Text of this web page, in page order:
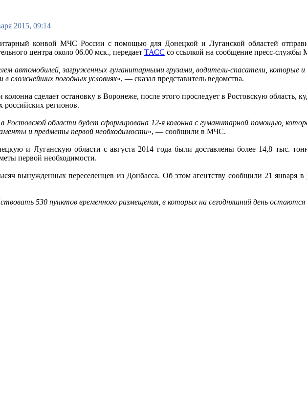
2015, 09:14
конвой МЧС России с помощью для Донецкой и Луганской областей
центра около 06.00 мск., передает ТАСС со ссылкой на сообщение пресс-службы
автомобилей, загруженных гуманитарными грузами, водители-спасатели, которые
в сложнейших погодных условиях», — сказал представитель ведомства.
колонна сделает остановку в Воронеже, после этого проследует в Ростовскую область,
российских регионов.
Ростовской области будет сформирована 12-я колонна с гуманитарной помощью,
и предметы первой необходимости», — сообщили в МЧС.
и Луганскую области с августа 2014 года были доставлены более 14,8 тыс.
первой необходимости.
вынужденных переселенцев из Донбасса. Об этом агентству сообщили 21 января
530 пунктов временного размещения, в которых на сегодняшний день